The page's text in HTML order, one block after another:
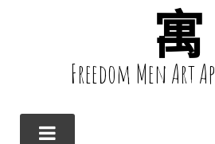
寓
Freedom Men Art